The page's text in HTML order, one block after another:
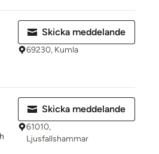
Skicka meddelande
69230, Kumla
Skicka meddelande
61010,
Ljusfallshammar